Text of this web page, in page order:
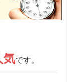
気です。